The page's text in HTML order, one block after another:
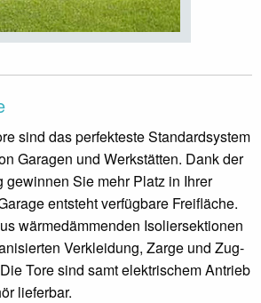
sind das perfekteste Standardsystem
Garagen und Werkstätten. Dank der
gewinnen Sie mehr Platz in Ihrer
entsteht verfügbare Freifläche.
wärmedämmenden Isoliersektionen
Verkleidung, Zarge und Zug-
Tore sind samt elektrischem Antrieb
lieferbar.